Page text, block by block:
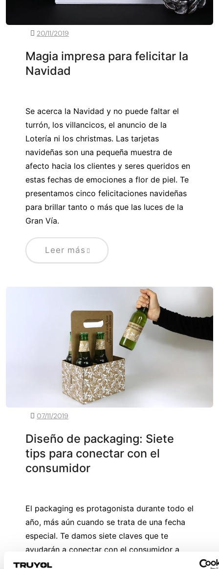
20/11/2019
Magia impresa para felicitar la
Navidad
Se acerca la Navidad y no puede faltar el
turrón, los villancicos, el anuncio de la
Lotería ni los christmas. Las tarjetas
navideñas son una pequeña muestra de
afecto hacia los clientes y seres queridos en
estas fechas de emociones a flor de piel. Te
presentamos cinco felicitaciones navideñas
para brillar tanto o más que las luces de la
Gran Vía.
Leer más
07/11/2019
Diseño de packaging: Siete
tips para conectar con el
consumidor
El packaging es protagonista durante todo el
año, más aún cuando se trata de una fecha
especial. Te damos siete claves que te
ayudarán a conectar con el consumidor a
través del diseño del packaging y del